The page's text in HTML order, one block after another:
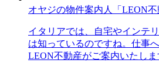
オヤジの物件案内人「LEON不
イタリアでは、自宅やインテ
は知っているのですね。仕事
LEON不動産がご案内いたしま